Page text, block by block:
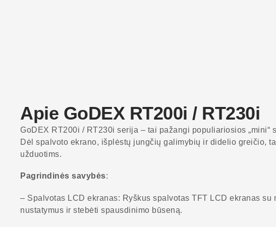
Apie GoDEX RT200i / RT230i
GoDEX RT200i / RT230i serija – tai pažangi populiariosios
Dėl spalvoto ekrano, išplėstų jungčių galimybių ir didelio greičio,
užduotims.
Pagrindinės savybės:
– Spalvotas LCD ekranas: Ryškus spalvotas TFT LCD ekranas
nustatymus ir stebėti spausdinimo būseną.